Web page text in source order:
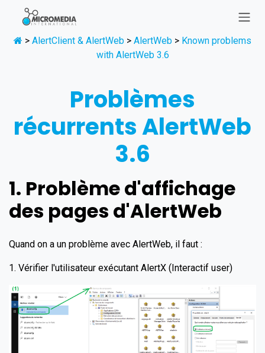
Se rendre au contenu
> AlertClient & AlertWeb > AlertWeb > Known problems
with AlertWeb 3.6
Problèmes
récurrents AlertWeb
3.6
1. Problème d'affichage
des pages d'AlertWeb
Quand on a un problème avec AlertWeb, il faut :
1. Vérifier l'utilisateur exécutant AlertX (Interactif user)